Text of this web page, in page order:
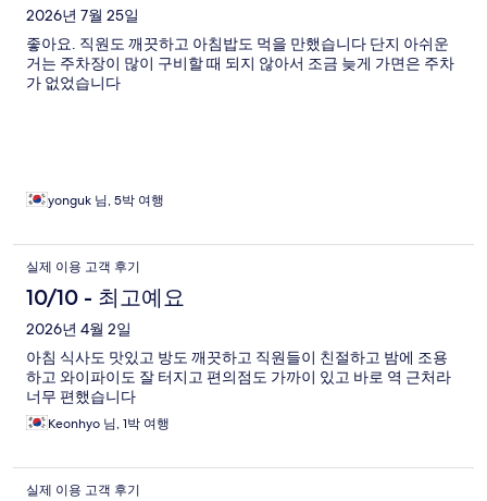
후
기
2026년 7월 25일
좋아요. 직원도 깨끗하고 아침밥도 먹을 만했습니다 단지 아쉬운
거는 주차장이 많이 구비할 때 되지 않아서 조금 늦게 가면은 주차
가 없었습니다
yonguk 님, 5박 여행
실제 이용 고객 후기
10/10 - 최고예요
2026년 4월 2일
아침 식사도 맛있고 방도 깨끗하고 직원들이 친절하고 밤에 조용
하고 와이파이도 잘 터지고 편의점도 가까이 있고 바로 역 근처라
너무 편했습니다
Keonhyo 님, 1박 여행
실제 이용 고객 후기